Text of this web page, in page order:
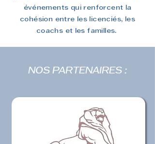
événements qui renforcent la
cohésion entre les licenciés, les
coachs et les familles.
NOS PARTENAIRES :